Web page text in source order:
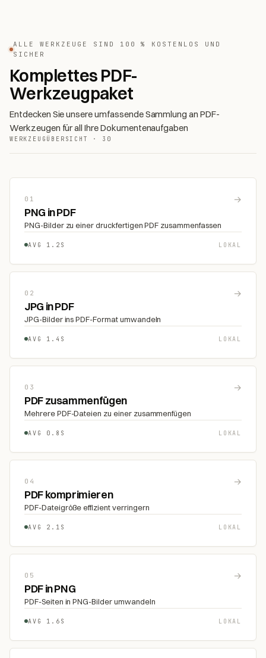
ALLE WERKZEUGE SIND 100 % KOSTENLOS UND
SICHER
Komplettes PDF-
Werkzeugpaket
Entdecken Sie unsere umfassende Sammlung an PDF-
Werkzeugen für all Ihre Dokumentenaufgaben
WERKZEUGÜBERSICHT · 30
01 →
PNG in PDF
PNG-Bilder zu einer druckfertigen PDF zusammenfassen
AVG 1.2S LOKAL
02 →
JPG in PDF
JPG-Bilder ins PDF-Format umwandeln
AVG 1.4S LOKAL
03 →
PDF zusammenfügen
Mehrere PDF-Dateien zu einer zusammenfügen
AVG 0.8S LOKAL
04 →
PDF komprimieren
PDF-Dateigröße effizient verringern
AVG 2.1S LOKAL
05 →
PDF in PNG
PDF-Seiten in PNG-Bilder umwandeln
AVG 1.6S LOKAL